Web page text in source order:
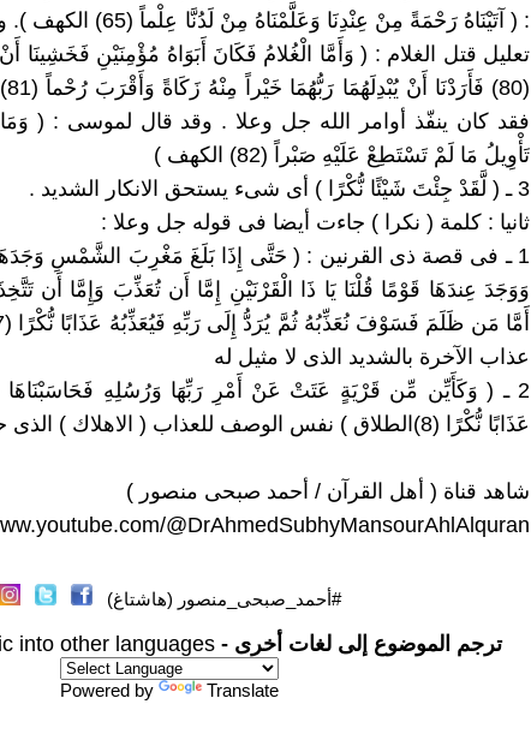
: ( آتَيْنَاهُ رَحْمَةً مِنْ عِنْدِنَا
تعليل قتل الغلام : ( وَأَمَّا الْغُلامُ فَكَانَ أَبَوَاهُ مُؤْمِنَيْنِ فَخَشِينَا أَنْ
فقد كان ينفّذ أوامر الله جل وعلا . وقد قال لموسى : (
تَأْوِيلُ مَا لَمْ تَسْتَطِعْ عَلَيْهِ صَبْراً (82) الكهف )
3 ـ ( لَّقَدْ جِئْتَ شَيْئًا نُّكْرًا ) أى شىء يستحق الانكار الشديد .
ثانيا : كلمة ( نكرا ) جاءت أيضا فى قوله جل وعلا :
1 ـ فى قصة ذى القرنين : ( حَتَّى إِذَا بَلَغَ مَغْرِبَ الشَّمْسِ
عذاب الآخرة بالشديد الذى لا مثيل له
2 ـ ( وَكَأَيِّن مِّن قَرْيَةٍ عَتَتْ عَنْ أَمْرِ رَبِّهَا وَرُسُلِهِ فَحَاسَبْنَاهَا
عَذَابًا نُّكْرًا (8)الطلاق ) نفس الوصف للعذاب ( الاهلاك ) الذى حدث للأمم السابقة .
شاهد قناة ( أهل القرآن / أحمد صبحى منصور )
@DrAhmedSubhyMansourAhlAlquran
#أحمد_صبحى_منصور (هاشتاغ)
ترجم الموضوع إلى لغات أخرى - into other languages
Powered by Translate